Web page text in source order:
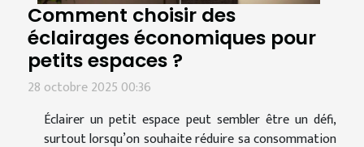
Comment choisir des
éclairages économiques pour
petits espaces ?
28 octobre 2025 00:36
Éclairer un petit espace peut sembler être un défi,
surtout lorsqu’on souhaite réduire sa consommation